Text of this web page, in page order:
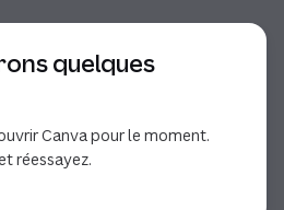
quelques
Canva pour le moment.
réessayez.